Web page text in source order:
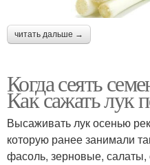
читать дальше →
Когда сеять
Как сажать лук
Высаживать лук осенью
которую ранее занимали
фасоль, зерновые, салаты,